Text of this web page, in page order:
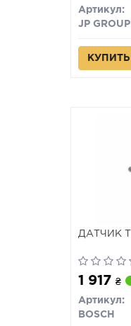
Артикул:
JP GROUP
КУПИТЬ
ДАТЧИК
1 917 ₴
Артикул:
BOSCH